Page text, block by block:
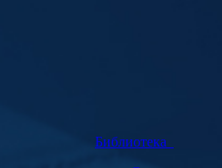
Библиотека